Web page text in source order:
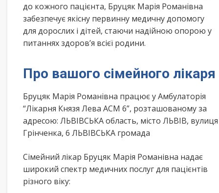
до кожного пацієнта, Бруцяк Марія Романівна
забезпечує якісну первинну медичну допомогу
для дорослих і дітей, стаючи надійною опорою у
питаннях здоров’я всієї родини.
Про вашого сімейного лікаря
Бруцяк Марія Романівна працює у Амбулаторія
“Лікарня Князя Лева АСМ 6”, розташованому за
адресою: ЛЬВІВСЬКА область, місто ЛЬВІВ, вулиця
Грінченка, 6 ЛЬВІВСЬКА громада
Сімейний лікар Бруцяк Марія Романівна надає
широкий спектр медичних послуг для пацієнтів
різного віку: